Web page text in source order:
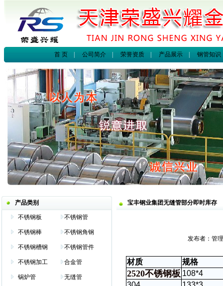
首 页 |公司简介 |荣誉资质 产品展示 |钢管知识
产品类别
不锈钢板 不锈钢管
不锈钢棒 不锈钢角钢
不锈钢槽钢 不锈钢管件
不锈钢加工 合金管
锅炉管 无缝管
宝丰钢业集团无缝管部分即时库存
发布者：管
材质 规格
2520不锈钢板 108*4